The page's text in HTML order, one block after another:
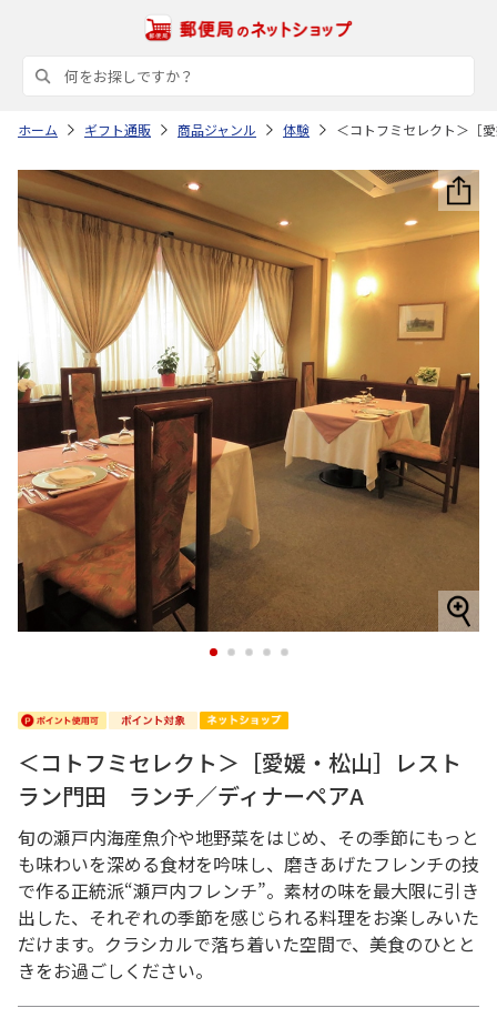
ホーム ギフト通販 商品ジャンル 体験 ＜コトフミセレクト＞［
1 2 3 4 5
＜コトフミセレクト＞［愛媛・松山］レスト
ラン門田 ランチ／ディナーペアA
旬の瀬戸内海産魚介や地野菜をはじめ、その季節にもっと
も味わいを深める食材を吟味し、磨きあげたフレンチの技
で作る正統派“瀬戸内フレンチ”。素材の味を最大限に引き
出した、それぞれの季節を感じられる料理をお楽しみいた
だけます。クラシカルで落ち着いた空間で、美食のひとと
きをお過ごしください。